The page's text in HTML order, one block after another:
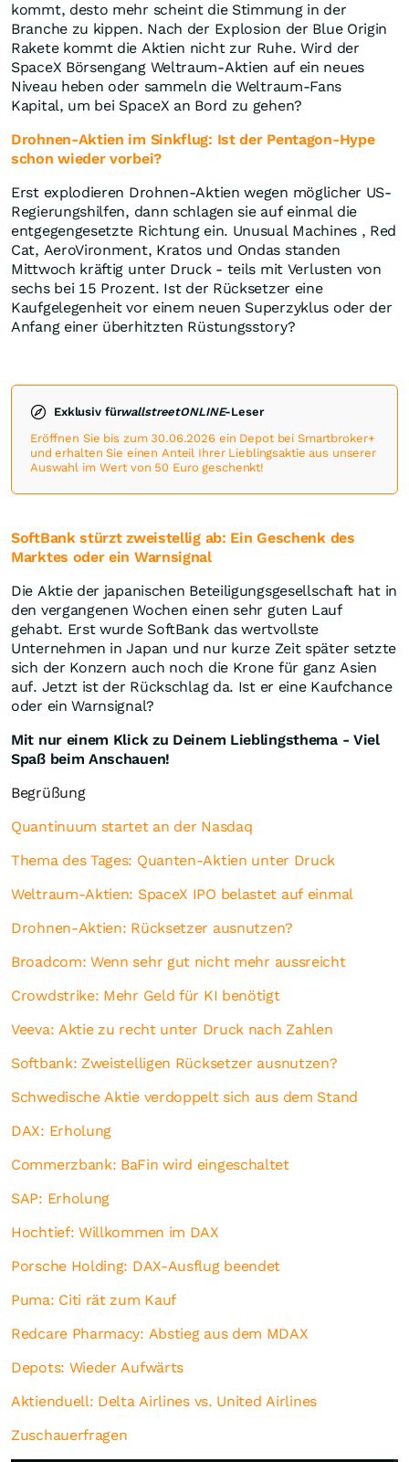
kommt, desto mehr scheint die Stimmung in der
Branche zu kippen. Nach der Explosion der Blue Origin
Rakete kommt die Aktien nicht zur Ruhe. Wird der
SpaceX Börsengang Weltraum-Aktien auf ein neues
Niveau heben oder sammeln die Weltraum-Fans
Kapital, um bei SpaceX an Bord zu gehen?
Drohnen-Aktien im Sinkflug: Ist der Pentagon-Hype
schon wieder vorbei?
Erst explodieren Drohnen-Aktien wegen möglicher US-
Regierungshilfen, dann schlagen sie auf einmal die
entgegengesetzte Richtung ein. Unusual Machines , Red
Cat, AeroVironment, Kratos und Ondas standen
Mittwoch kräftig unter Druck - teils mit Verlusten von
sechs bei 15 Prozent. Ist der Rücksetzer eine
Kaufgelegenheit vor einem neuen Superzyklus oder der
Anfang einer überhitzten Rüstungsstory?
Exklusiv fürwallstreetONLINE-Leser
Eröffnen Sie bis zum 30.06.2026 ein Depot bei Smartbroker+
und erhalten Sie einen Anteil Ihrer Lieblingsaktie aus unserer
Auswahl im Wert von 50 Euro geschenkt!
SoftBank stürzt zweistellig ab: Ein Geschenk des
Marktes oder ein Warnsignal
Die Aktie der japanischen Beteiligungsgesellschaft hat in
den vergangenen Wochen einen sehr guten Lauf
gehabt. Erst wurde SoftBank das wertvollste
Unternehmen in Japan und nur kurze Zeit später setzte
sich der Konzern auch noch die Krone für ganz Asien
auf. Jetzt ist der Rückschlag da. Ist er eine Kaufchance
oder ein Warnsignal?
Mit nur einem Klick zu Deinem Lieblingsthema - Viel
Spaß beim Anschauen!
Begrüßung
Quantinuum startet an der Nasdaq
Thema des Tages: Quanten-Aktien unter Druck
Weltraum-Aktien: SpaceX IPO belastet auf einmal
Drohnen-Aktien: Rücksetzer ausnutzen?
Broadcom: Wenn sehr gut nicht mehr aussreicht
Crowdstrike: Mehr Geld für KI benötigt
Veeva: Aktie zu recht unter Druck nach Zahlen
Softbank: Zweistelligen Rücksetzer ausnutzen?
Schwedische Aktie verdoppelt sich aus dem Stand
DAX: Erholung
Commerzbank: BaFin wird eingeschaltet
SAP: Erholung
Hochtief: Willkommen im DAX
Porsche Holding: DAX-Ausflug beendet
Puma: Citi rät zum Kauf
Redcare Pharmacy: Abstieg aus dem MDAX
Depots: Wieder Aufwärts
Aktienduell: Delta Airlines vs. United Airlines
Zuschauerfragen